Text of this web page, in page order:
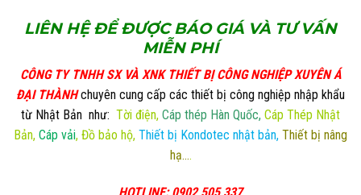
LIÊN HỆ ĐỂ ĐƯỢC BÁO GIÁ VÀ TƯ VẤN
MIỄN PHÍ
CÔNG TY TNHH SX VÀ XNK THIẾT BỊ CÔNG NGHIỆP XUYÊN Á
ĐẠI THÀNH chuyên cung cấp các thiết bị công nghiệp nhập khẩu
từ Nhật Bản như: Tời điện, Cáp thép Hàn Quốc, Cáp Thép Nhật
Bản, Cáp vải, Đồ bảo hộ, Thiết bị Kondotec nhật bản, Thiết bị nâng
hạ….